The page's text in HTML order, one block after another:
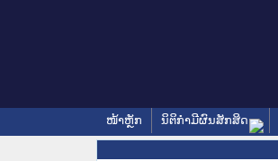
ໜ້າຫຼັກ ນິຕິກໍາມີຜົນສັກສິດ